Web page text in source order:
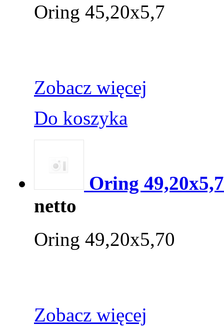
Oring 45,20x5,7
Zobacz więcej
Do koszyka
Oring
netto
Oring 49,20x5,70
Zobacz więcej